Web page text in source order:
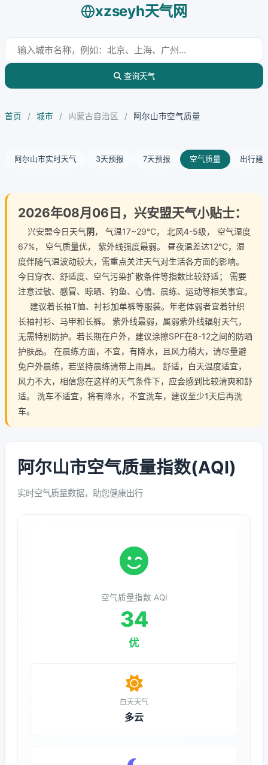
xzseyh天气网
查询天气
首页 / 城市 / 内蒙古自治区 / 阿尔山市空气质量
阿尔山市实时天气 3天预报 7天预报 空气质量 出行建
2026年08月06日，兴安盟天气小贴士：
兴安盟今日天气阴， 气温17~29℃， 北风4-5级， 空气湿度
67%， 空气质量优， 紫外线强度最弱。 昼夜温差达12℃，湿
度伴随气温波动较大，需重点关注天气对生活各方面的影响。
今日穿衣、舒适度、空气污染扩散条件等指数比较舒适； 需要
注意过敏、感冒、晾晒、钓鱼、心情、晨练、运动等相关事宜。
建议着长袖T恤、衬衫加单裤等服装。年老体弱者宜着针织
长袖衬衫、马甲和长裤。 紫外线最弱，属弱紫外线辐射天气，
无需特别防护。若长期在户外，建议涂擦SPF在8-12之间的防晒
护肤品。 在晨练方面，不宜，有降水，且风力稍大，请尽量避
免户外晨练，若坚持晨练请带上雨具。 舒适，白天温度适宜，
风力不大，相信您在这样的天气条件下，应会感到比较清爽和舒
适。 洗车不适宜，将有降水，不宜洗车，建议至少1天后再洗
车。
阿尔山市空气质量指数(AQI)
实时空气质量数据，助您健康出行
空气质量指数 AQI
34
优
白天天气
多云